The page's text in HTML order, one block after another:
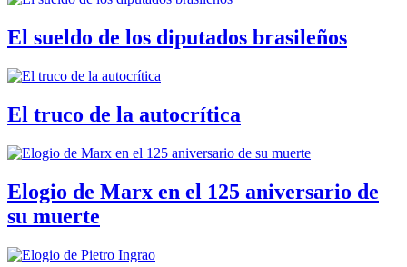
El sueldo de los diputados brasileños
El truco de la autocrítica
Elogio de Marx en el 125 aniversario de
su muerte